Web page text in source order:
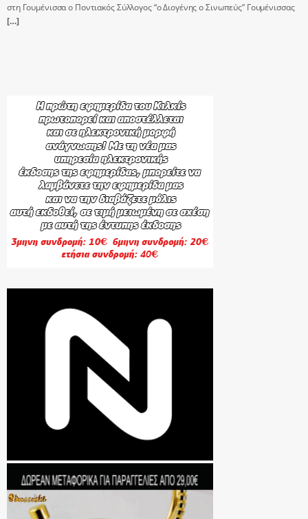
στη Γουμένισσα ο Ποντιακός Σύλλογος “ο Διογένης ο Σινωπεύς” Γουμένισσας
[…]